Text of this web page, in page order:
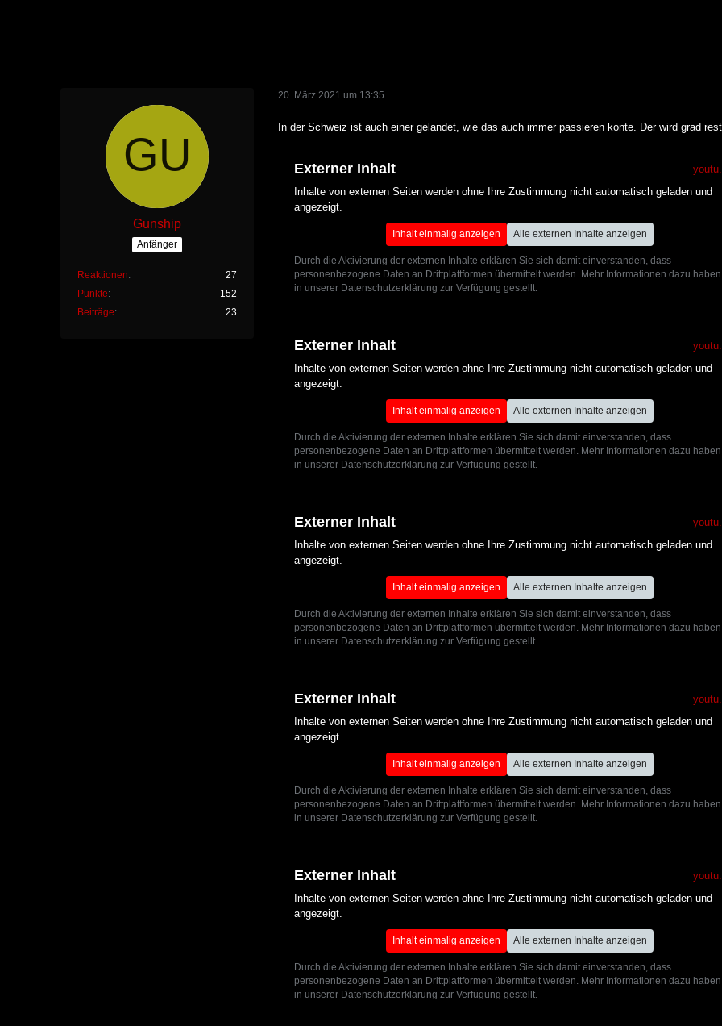
Gunship
Anfänger
Reaktionen
27
Punkte
152
Beiträge
23
20. März 2021 um 13:35
In der Schweiz ist auch einer gelandet, wie das auch immer passieren konte. Der wird grad
Externer Inhalt
Inhalte von externen Seiten werden ohne Ihre Zustimmung nicht automatisch geladen und
angezeigt.
Inhalt einmalig anzeigen Alle externen Inhalte anzeigen
Durch die Aktivierung der externen Inhalte erklären Sie sich damit einverstanden, dass
personenbezogene Daten an Drittplattformen übermittelt werden. Mehr Informationen dazu
in unserer Datenschutzerklärung zur Verfügung gestellt.
Externer Inhalt
Inhalte von externen Seiten werden ohne Ihre Zustimmung nicht automatisch geladen und
angezeigt.
Inhalt einmalig anzeigen Alle externen Inhalte anzeigen
Durch die Aktivierung der externen Inhalte erklären Sie sich damit einverstanden, dass
personenbezogene Daten an Drittplattformen übermittelt werden. Mehr Informationen dazu
in unserer Datenschutzerklärung zur Verfügung gestellt.
Externer Inhalt
Inhalte von externen Seiten werden ohne Ihre Zustimmung nicht automatisch geladen und
angezeigt.
Inhalt einmalig anzeigen Alle externen Inhalte anzeigen
Durch die Aktivierung der externen Inhalte erklären Sie sich damit einverstanden, dass
personenbezogene Daten an Drittplattformen übermittelt werden. Mehr Informationen dazu
in unserer Datenschutzerklärung zur Verfügung gestellt.
Externer Inhalt
Inhalte von externen Seiten werden ohne Ihre Zustimmung nicht automatisch geladen und
angezeigt.
Inhalt einmalig anzeigen Alle externen Inhalte anzeigen
Durch die Aktivierung der externen Inhalte erklären Sie sich damit einverstanden, dass
personenbezogene Daten an Drittplattformen übermittelt werden. Mehr Informationen dazu
in unserer Datenschutzerklärung zur Verfügung gestellt.
Externer Inhalt
Inhalte von externen Seiten werden ohne Ihre Zustimmung nicht automatisch geladen und
angezeigt.
Inhalt einmalig anzeigen Alle externen Inhalte anzeigen
Durch die Aktivierung der externen Inhalte erklären Sie sich damit einverstanden, dass
personenbezogene Daten an Drittplattformen übermittelt werden. Mehr Informationen dazu
in unserer Datenschutzerklärung zur Verfügung gestellt.